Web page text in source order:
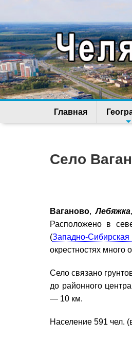
Главная
Село
Ваганово,Лебяжка
Расположено в
(Западно-
окрестностях много
Село связано
до районного
— 10 км.
Население 591 чел.